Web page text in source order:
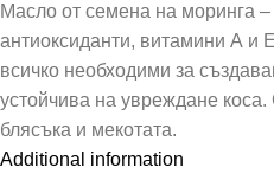
Масло от семена на моринга –
антиоксиданти, витамини А и
всичко необходими за
устойчива на увреждане
блясъка и мекотата.
Additional information